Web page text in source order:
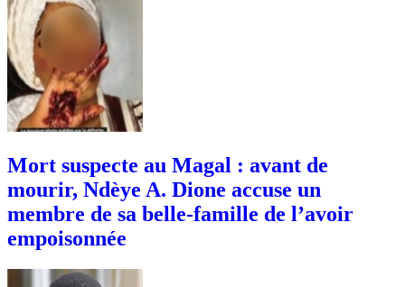
Mort suspecte au Magal : avant de
mourir, Ndèye A. Dione accuse un
membre de sa belle-famille de l’avoir
empoisonnée